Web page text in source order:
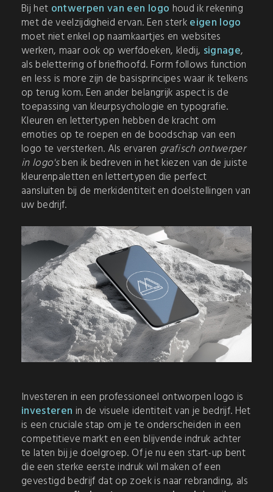
Bij het ontwerpen van een logo houd ik rekening
met de veelzijdigheid ervan. Een sterkeigen logo
moet niet enkel op naamkaartjes en websites
werken, maar ook op werfdoeken, kledij, signage,
als belettering of briefhoofd. Form follows function
en less is more zijn de basisprincipes waar ik telkens
op terug kom. Een ander belangrijk aspect is de
toepassing van kleurpsychologie en typografie.
Kleuren en lettertypen hebben de kracht om
emoties op te roepen en de boodschap van een
logo te versterken. Als ervaren grafisch ontwerper
in logo'sben ik bedreven in het kiezen van de juiste
kleurenpaletten en lettertypen die perfect
aansluiten bij de merkidentiteit en doelstellingen van
uw bedrijf.
Investeren in een professioneel ontworpen logo is
investeren in de visuele identiteit van je bedrijf. Het
is een cruciale stap om je te onderscheiden in een
competitieve markt en een blijvende indruk achter
te laten bij je doelgroep. Of je nu een start-up bent
die een sterke eerste indruk wil maken of een
gevestigd bedrijf dat op zoek is naar rebranding, als